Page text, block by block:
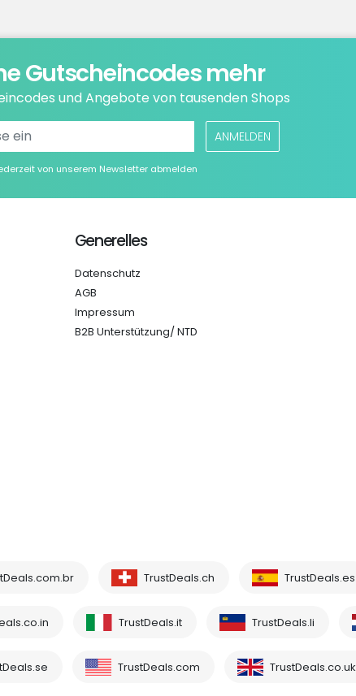
Gutscheincodes mehr
und Angebote von tausenden Shops
ANMELDEN
von unserem Newsletter abmelden
Generelles
Datenschutz
AGB
Impressum
B2B Unterstützung/ NTD
TrustDeals.ch TrustDeals.es
TrustDeals.it TrustDeals.li
TrustDeals.com TrustDeals.co.uk